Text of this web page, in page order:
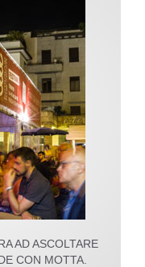
AD ASCOLTARE
CON MOTTA.